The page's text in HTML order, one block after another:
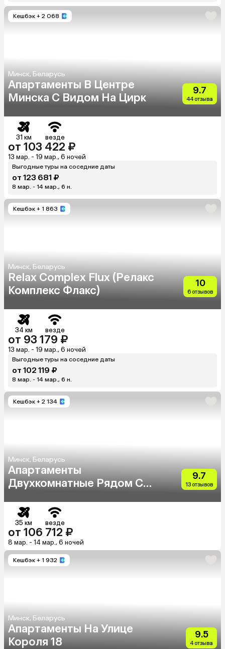
Кешбэк + 2 068
Минск, Беларусь
Апартаменты В Центре
Минска С Видом На Цирк
9.7
44 отзыва
31 км везде
от 103 422 ₽
13 мар. - 19 мар., 6 ночей
Выгодные туры на соседние даты
от 123 681 ₽
8 мар. - 14 мар., 6 н.
Кешбэк + 1 863
Минск, Беларусь
Relax Complex Flux (Релакс
Комплекс Флакс)
10
6 отзывов
34 км везде
от 93 179 ₽
13 мар. - 19 мар., 6 ночей
Выгодные туры на соседние даты
от 102 119 ₽
8 мар. - 14 мар., 6 н.
Кешбэк + 2 134
Минск, Беларусь
Апартаменты
Двухкомнатные Рядом Со
Фрунзенская
9.7
13 отзывов
35 км везде
от 106 712 ₽
8 мар. - 14 мар., 6 ночей
Кешбэк + 1 932
Минск, Беларусь
Апартаменты На Улице
Короля 18
9.5
4 отзыва